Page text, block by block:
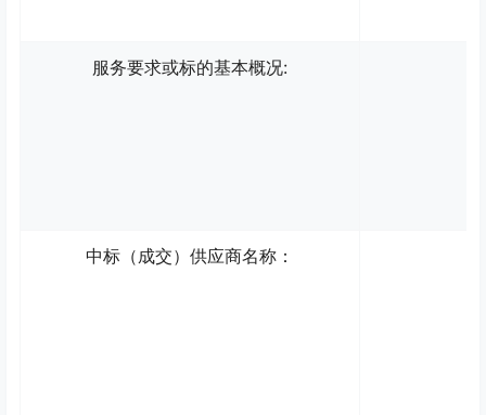
服务要求或标的基本概况:
中标（成交）供应商名称 ：